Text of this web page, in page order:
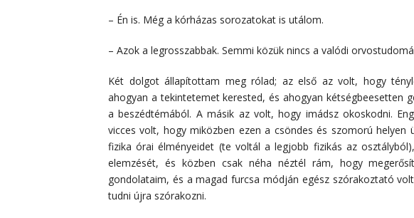
– Én is. Még a kórházas sorozatokat is utálom.
– Azok a legrosszabbak. Semmi közük nincs a valódi
Két dolgot állapítottam meg rólad; az első az volt, hogy
ahogyan a tekintetemet kerested, és ahogyan kétségbeesetten
a beszédtémából. A másik az volt, hogy imádsz okoskodni.
vicces volt, hogy miközben ezen a csöndes és szomorú
fizika órai élményeidet (te voltál a legjobb fizikás az
elemzését, és közben csak néha néztél rám, hogy
gondolataim, és a magad furcsa módján egész szórakoztató
tudni újra szórakozni.